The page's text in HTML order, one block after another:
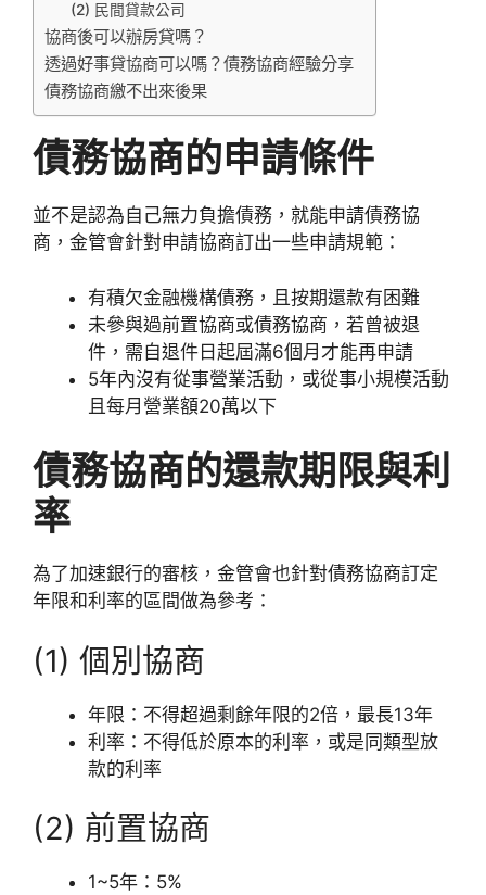
(2) 民間貸款公司
協商後可以辦房貸嗎？
透過好事貸協商可以嗎？債務協商經驗分享
債務協商繳不出來後果
債務協商的申請條件
並不是認為自己無力負擔債務，就能申請債務協
商，金管會針對申請協商訂出一些申請規範：
有積欠金融機構債務，且按期還款有困難
未參與過前置協商或債務協商，若曾被退
件，需自退件日起屆滿6個月才能再申請
5年內沒有從事營業活動，或從事小規模活動
且每月營業額20萬以下
債務協商的還款期限與利
率
為了加速銀行的審核，金管會也針對債務協商訂定
年限和利率的區間做為參考：
(1) 個別協商
年限：不得超過剩餘年限的2倍，最長13年
利率：不得低於原本的利率，或是同類型放
款的利率
(2) 前置協商
1~5年：5%